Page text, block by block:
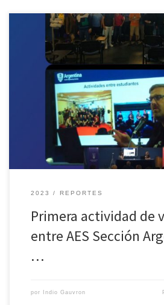
El miércoles 12 de abril realizamos la
vinculación entre nuestra Sección
comunidad educativa del Instituto
largo de la reunión, que tuvo una
dieron a conocer los lineamientos,
2023 REPORTES
Primera actividad de
entre AES Sección
…
por Indio Gauvron